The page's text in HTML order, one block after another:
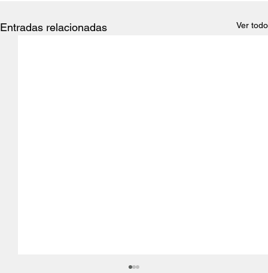
Entradas relacionadas Ver todo